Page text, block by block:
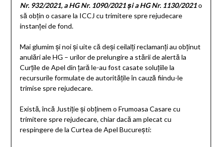
Nr. 932/2021, a HG Nr. 1090/2021 și a HG Nr. 1130/2021o
să obțin o casare la ICCJ cu trimitere spre rejudecare
instanței de fond.
Mai glumim și noi și uite că deși ceilalți reclamanți au obținut
anulări ale HG – urilor de prelungire a stării de alertă la
Curțile de Apel din țară le-au fost casate soluțiile la
recursurile formulate de autoritățile în cauză fiindu-le
trimise spre rejudecare.
Există, încă Justiție și obținem o Frumoasa Casare cu
trimitere spre rejudecare, chiar dacă am plecat cu
respingere de la Curtea de Apel București: